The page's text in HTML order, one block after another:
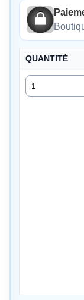
QUANTITÉ
Quantité